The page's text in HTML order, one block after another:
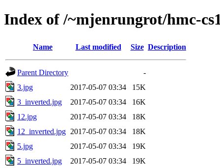
Index of /~mjenrungrot/hmc-
Name Last modified Size Description
Parent Directory
-
3.jpg
2017-05-07 03:34
15K
3_inverted.jpg
2017-05-07 03:34
16K
12.jpg
2017-05-07 03:34
18K
12_inverted.jpg 2017-05-07 03:34
18K
5.jpg
2017-05-07 03:34
19K
5_inverted.jpg
2017-05-07 03:34
19K